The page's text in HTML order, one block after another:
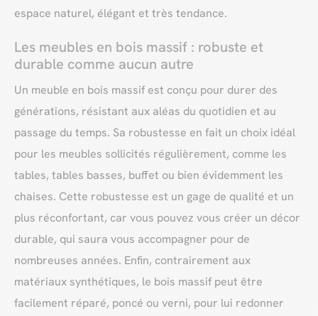
espace naturel, élégant et très tendance.
Les meubles en bois massif : robuste et
durable comme aucun autre
Un meuble en bois massif est conçu pour durer des
générations, résistant aux aléas du quotidien et au
passage du temps. Sa robustesse en fait un choix idéal
pour les meubles sollicités régulièrement, comme les
tables, tables basses, buffet ou bien évidemment les
chaises. Cette robustesse est un gage de qualité et un
plus réconfortant, car vous pouvez vous créer un décor
durable, qui saura vous accompagner pour de
nombreuses années. Enfin, contrairement aux
matériaux synthétiques, le bois massif peut être
facilement réparé, poncé ou verni, pour lui redonner